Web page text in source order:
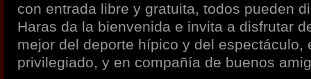
con entrada libre y gratuita, todos pueden
Haras da la bienvenida e invita a disfrutar
mejor del deporte hípico y del espectáculo,
privilegiado, y en compañía de buenos